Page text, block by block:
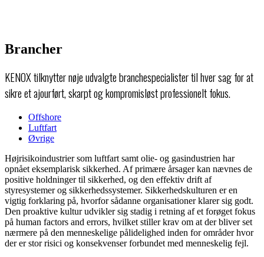
Brancher
KENOX tilknytter nøje udvalgte branchespecialister til hver sag for at
sikre et ajourført, skarpt og kompromisløst professionelt fokus.
Offshore
Luftfart
Øvrige
Højrisikoindustrier som luftfart samt olie- og gasindustrien har
opnået eksemplarisk sikkerhed. Af primære årsager kan nævnes de
positive holdninger til sikkerhed, og den effektiv drift af
styresystemer og sikkerhedssystemer. Sikkerhedskulturen er en
vigtig forklaring på, hvorfor sådanne organisationer klarer sig godt.
Den proaktive kultur udvikler sig stadig i retning af et forøget fokus
på human factors and errors, hvilket stiller krav om at der bliver set
nærmere på den menneskelige pålidelighed inden for områder hvor
der er stor risici og konsekvenser forbundet med menneskelig fejl.